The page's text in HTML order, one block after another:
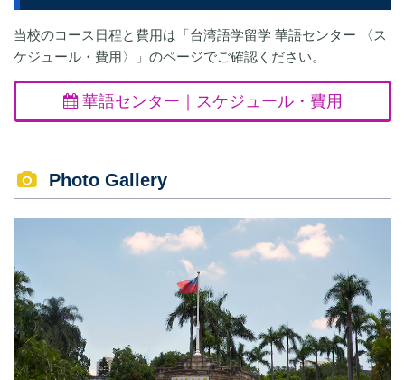
当校のコース日程と費用は「台湾語学留学 華語センター 〈ス
ケジュール・費用〉」のページでご確認ください。
華語センター｜スケジュール・費用
Photo Gallery